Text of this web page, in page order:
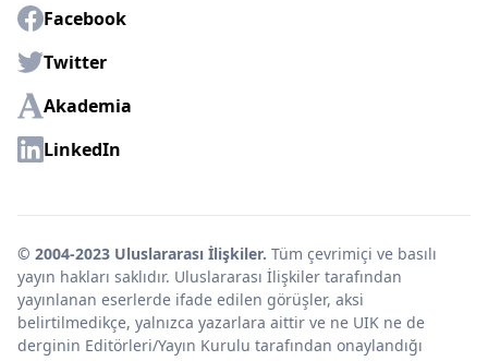
Facebook
Twitter
Akademia
LinkedIn
© 2004-2023 Uluslararası İlişkiler. Tüm çevrimiçi ve basılı
yayın hakları saklıdır. Uluslararası İlişkiler tarafından
yayınlanan eserlerde ifade edilen görüşler, aksi
belirtilmedikçe, yalnızca yazarlara aittir ve ne UIK ne de
derginin Editörleri/Yayın Kurulu tarafından onaylandığı